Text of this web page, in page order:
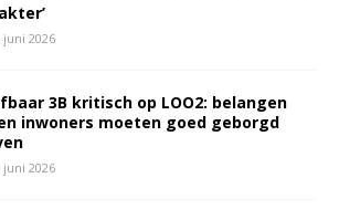
juni 2026
3B kritisch op LOO2: belangen
inwoners moeten goed geborgd
juni 2026